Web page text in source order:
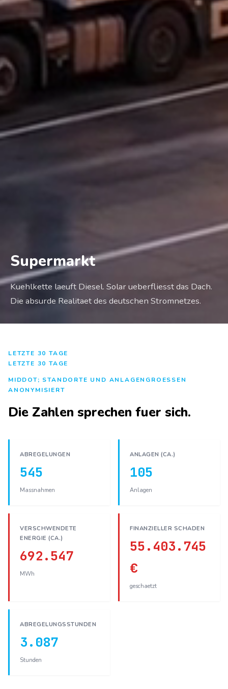
Supermarkt
Kuehlkette laeuft Diesel. Solar ueberfliesst das Dach.
Die absurde Realitaet des deutschen Stromnetzes.
LETZTE 30 TAGE
LETZTE 30 TAGE
MIDDOT; STANDORTE UND ANLAGENGROESSEN
ANONYMISIERT
Die Zahlen sprechen fuer sich.
ABREGELUNGEN
545
Massnahmen
ANLAGEN (CA.)
105
Anlagen
VERSCHWENDETE
ENERGIE (CA.)
692.547
MWh
FINANZIELLER SCHADEN
55.403.745
€
geschaetzt
ABREGELUNGSSTUNDEN
3.087
Stunden